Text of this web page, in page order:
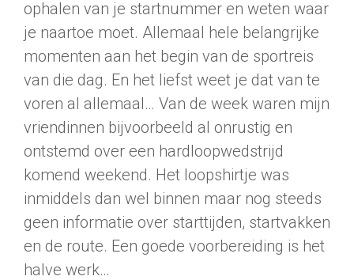
ophalen van je startnummer en weten waar
je naartoe moet. Allemaal hele belangrijke
momenten aan het begin van de sportreis
van die dag. En het liefst weet je dat van te
voren al allemaal… Van de week waren mijn
vriendinnen bijvoorbeeld al onrustig en
ontstemd over een hardloopwedstrijd
komend weekend. Het loopshirtje was
inmiddels dan wel binnen maar nog steeds
geen informatie over starttijden, startvakken
en de route. Een goede voorbereiding is het
halve werk…